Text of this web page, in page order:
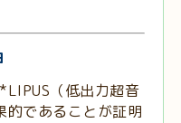
（低出力超音
であることが証明